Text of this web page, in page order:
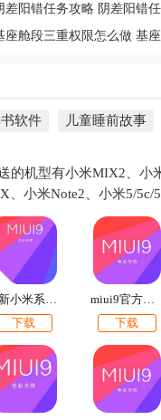
软件
儿童睡前故事
的机型有小米MIX2、小
、小米Note2、小米5/5c/
红米Note4X高通版、小
吗？如果有的话就快来
方安装包下载。比如小
方刷机包下载等。
下载
miui9官方刷机包下载2017最新版
下载